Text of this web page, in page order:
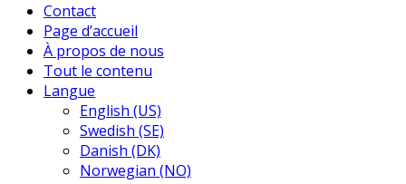
Contact
Page d’accueil
À propos de nous
Tout le contenu
Langue
English (US)
Swedish (SE)
Danish (DK)
Norwegian (NO)